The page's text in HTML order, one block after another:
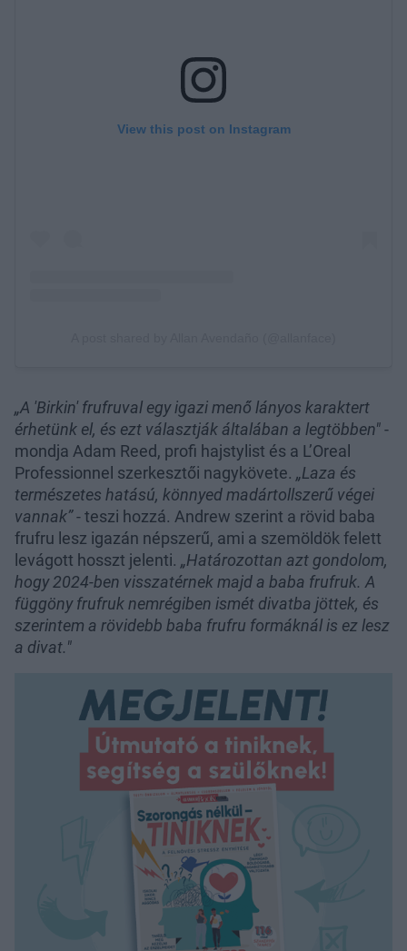
„A 'Birkin' frufruval egy igazi menő lányos karaktert
érhetünk el, és ezt választják általában a legtöbben"-
mondja Adam Reed, profi hajstylist és a L’Oreal
Professionnel szerkesztői nagykövete. „Laza és
természetes hatású, könnyed madártollszerű végei
vannak”- teszi hozzá. Andrew szerint a rövid baba
frufru lesz igazán népszerű, ami a szemöldök felett
levágott hosszt jelenti. „Határozottan azt gondolom,
hogy 2024-ben visszatérnek majd a baba frufruk. A
függöny frufruk nemrégiben ismét divatba jöttek, és
szerintem a rövidebb baba frufru formáknál is ez lesz
a divat."